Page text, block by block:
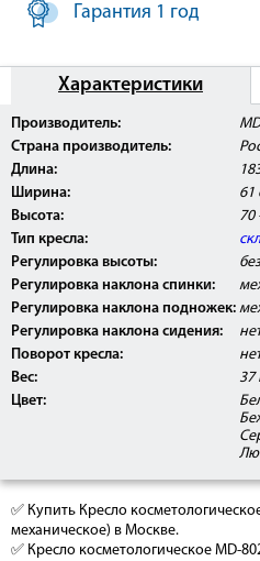
Гарантия 1 год
Характеристики
Производитель:
Страна производитель:
Длина:
Ширина:
61
Высота:
70
Тип кресла:
Регулировка высоты:
Регулировка наклона спинки:
Регулировка наклона подножек:
Регулировка наклона сидения:
Поворот кресла:
Вес:
37
Цвет:
✅ Купить Кресло
механическое) в Москве.
✅ Кресло косметологическое МD-